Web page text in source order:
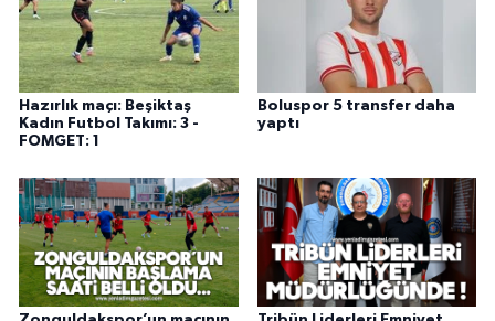
Hazırlık maçı: Beşiktaş
Kadın Futbol Takımı: 3 -
FOMGET: 1
Boluspor 5 transfer daha
yaptı